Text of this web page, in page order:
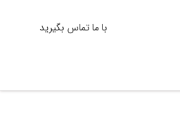
با ما تماس بگیرید